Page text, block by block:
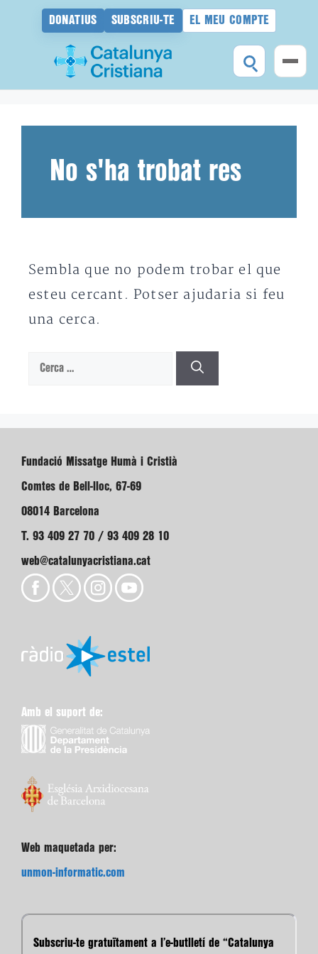
DONATIUS SUBSCRIU-TE EL MEU COMPTE
No s'ha trobat res
Sembla que no podem trobar el que
esteu cercant. Potser ajudaria si feu
una cerca.
Cerca:
Fundació Missatge Humà i Cristià
Comtes de Bell-lloc, 67-69
08014 Barcelona
T. 93 409 27 70 / 93 409 28 10
web@catalunyacristiana.cat
Amb el suport de:
Web maquetada per:
unmon-informatic.com
Subscriu-te gratuïtament a l’e-butlletí de “Catalunya